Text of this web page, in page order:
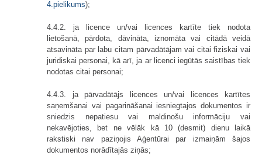
4.pielikums);
4.4.2. ja licence un/vai licences kartīte tiek nodota
lietošanā, pārdota, dāvināta, iznomāta vai citādā veidā
atsavināta par labu citam pārvadātājam vai citai fiziskai vai
juridiskai personai, kā arī, ja ar licenci iegūtās saistības tiek
nodotas citai personai;
4.4.3. ja pārvadātājs licences un/vai licences kartītes
saņemšanai vai pagarināšanai iesniegtajos dokumentos ir
sniedzis nepatiesu vai maldinošu informāciju vai
nekavējoties, bet ne vēlāk kā 10 (desmit) dienu laikā
rakstiski nav paziņojis Aģentūrai par izmaiņām šajos
dokumentos norādītajās ziņās;